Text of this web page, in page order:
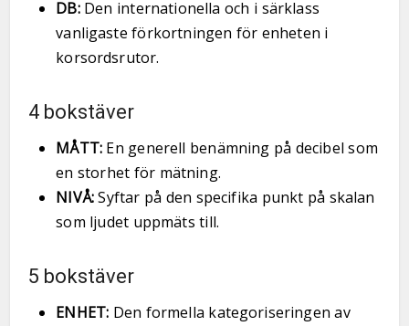
DB:Den internationella och i särklass
vanligaste förkortningen för enheten i
korsordsrutor.
4 bokstäver
MÅTT: En generell benämning på decibel som
en storhet för mätning.
NIVÅ:Syftar på den specifika punkt på skalan
som ljudet uppmäts till.
5 bokstäver
ENHET: Den formella kategoriseringen av